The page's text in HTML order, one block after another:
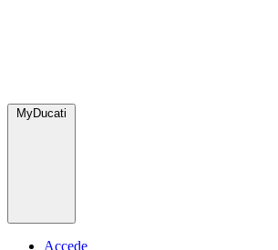
MyDucati
Accede